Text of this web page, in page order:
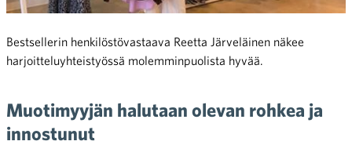
Bestsellerin henkilöstövastaava Reetta Järveläinen näkee
harjoitteluyhteistyössä molemminpuolista hyvää.
Muotimyyjän halutaan olevan rohkea ja
innostunut